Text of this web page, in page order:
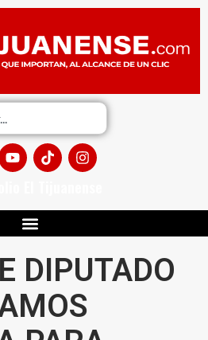
DIPUTADO